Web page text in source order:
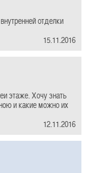
отделки
15.11.2016
этаже. Хочу знать
и какие можно их
12.11.2016